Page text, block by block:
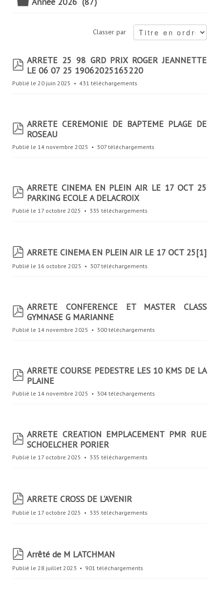
rr
Classer par
p
d
f
ARRETE 25 98 GRD PRIX ROGER JEANNETTE
LE 06 07 25 19062025165220
Publié le 20 juin 2025 431 téléchargements
p
d
f
ARRETE CEREMONIE DE BAPTEME PLAGE DE
ROSEAU
Publié le 14 novembre 2025 307 téléchargements
p
d
f
ARRETE CINEMA EN PLEIN AIR LE 17 OCT 25
PARKING ECOLE A DELACROIX
Publié le 17 octobre 2025 335 téléchargements
p
f
ARRETE CINEMA EN PLEIN AIR LE 17 OCT 25[1]
Publié le 16 octobre 2025 307 téléchargements
p
d
f
ARRETE CONFERENCE ET MASTER CLASS
GYMNASE G MARIANNE
Publié le 14 novembre 2025 300 téléchargements
p
d
f
ARRETE COURSE PEDESTRE LES 10 KMS DE LA
PLAINE
Publié le 14 novembre 2025 304 téléchargements
p
d
f
ARRETE CREATION EMPLACEMENT PMR RUE
SCHOELCHER PORIER
Publié le 17 octobre 2025 335 téléchargements
p
f
ARRETE CROSS DE L'AVENIR
Publié le 17 octobre 2025 335 téléchargements
p
f
Arrêté de M LATCHMAN
Publié le 28 juillet 2023 901 téléchargements